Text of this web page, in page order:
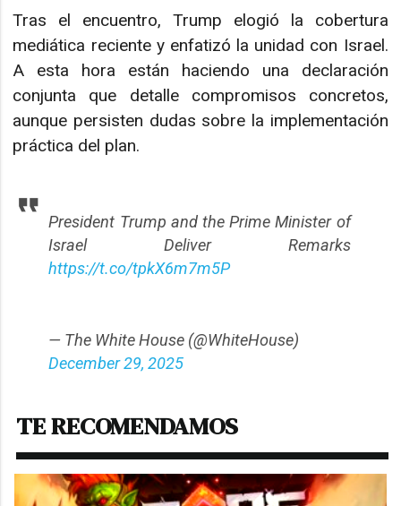
Tras el encuentro, Trump elogió la cobertura
mediática reciente y enfatizó la unidad con Israel.
A esta hora están haciendo una declaración
conjunta que detalle compromisos concretos,
aunque persisten dudas sobre la implementación
práctica del plan.​
President Trump and the Prime Minister of
Israel Deliver Remarks
https://t.co/tpkX6m7m5P
— The White House (@WhiteHouse)
December 29, 2025
TE RECOMENDAMOS